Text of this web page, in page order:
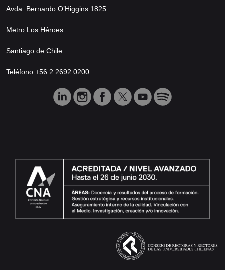
Avda. Bernardo O’Higgins 1825
Metro Los Héroes
Santiago de Chile
Teléfono +56 2 2692 0200